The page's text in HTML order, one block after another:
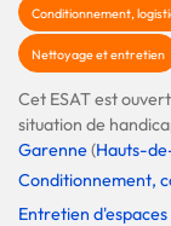
Conditionnement,
Nettoyage et entretien
Cet ESAT est
situation de
Garenne(Hauts-
Conditionnement,
Entretien